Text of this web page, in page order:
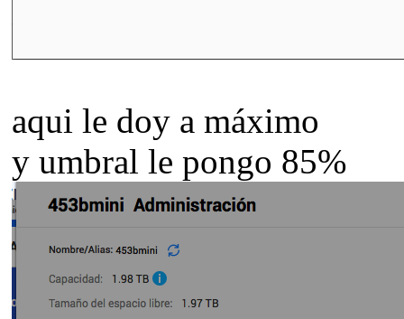
aqui le doy a máximo
y umbral le pongo 85%